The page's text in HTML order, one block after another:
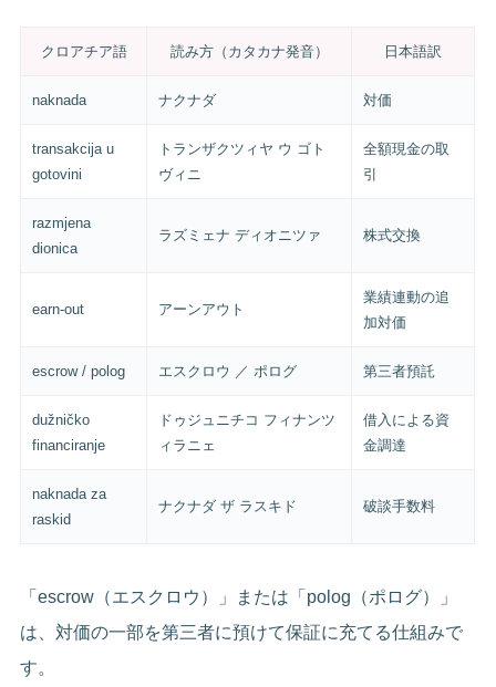
クロアチア語 読み方（カタカナ発音） 日本語訳
naknada ナクナダ 対価
transakcija u
gotovini
トランザクツィヤ ウ ゴト
ヴィニ
全額現金の取
引
razmjena
dionica
ラズミェナ ディオニツァ 株式交換
earn-out アーンアウト
業績連動の追
加対価
escrow / polog エスクロウ ／ ポログ 第三者預託
dužničko
financiranje
ドゥジュニチコ フィナンツ
ィラニェ
借入による資
金調達
naknada za
raskid
ナクナダ ザ ラスキド 破談手数料
「escrow（エスクロウ）」または「polog（ポログ）」
は、対価の一部を第三者に預けて保証に充てる仕組みで
す。